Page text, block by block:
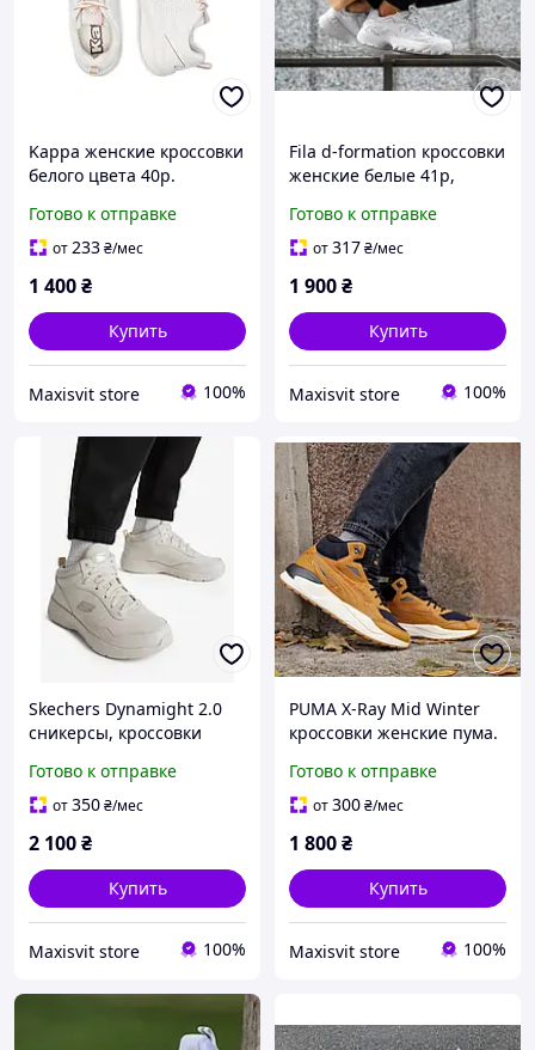
Kappa женские кроссовки
белого цвета 40р.
Готово к отправке
от233₴/мес
1 400₴
Купить
Maxisvit store 100%
Fila d-formation кроссовки
женские белые 41р,
Готово к отправке
от317₴/мес
1 900₴
Купить
Maxisvit store 100%
Skechers Dynamight 2.0
сникерсы, кроссовки
Готово к отправке
от350₴/мес
2 100₴
Купить
Maxisvit store 100%
PUMA X-Ray Mid Winter
кроссовки женские пума.
Готово к отправке
от300₴/мес
1 800₴
Купить
Maxisvit store 100%